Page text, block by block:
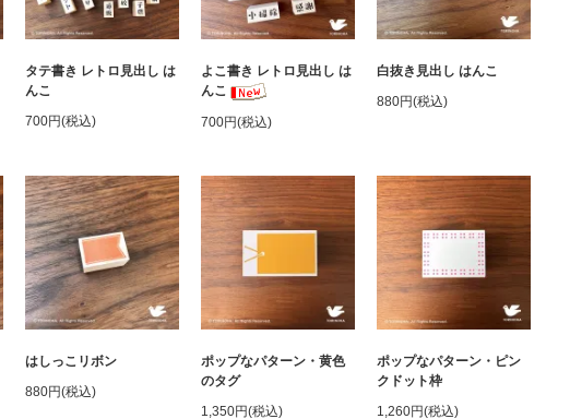
タテ書き レトロ見出し は
んこ
700円(税込)
よこ書き レトロ見出し は
んこ
700円(税込)
白抜き見出し はんこ
880円(税込)
はしっこリボン
880円(税込)
ポップなパターン・黄色
のタグ
1,350円(税込)
ポップなパターン・ピン
クドット枠
1,260円(税込)